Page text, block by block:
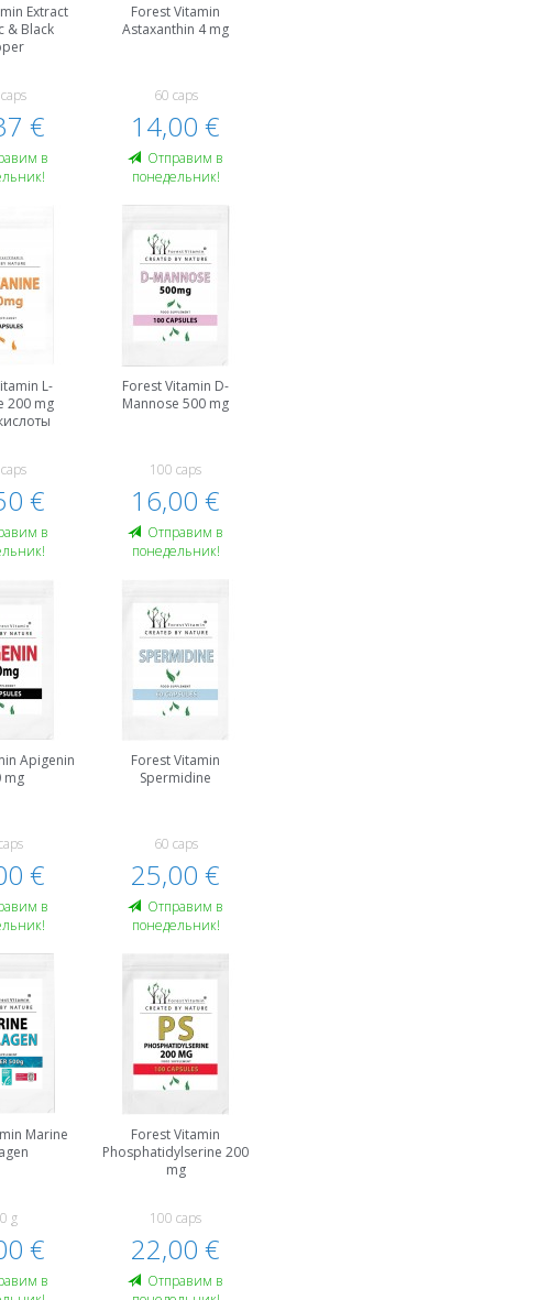
Extract
& Black
€
в
Forest Vitamin
Astaxanthin 4 mg
60 caps
14,00 €
Oтправим в
понедельник!
L-
200 mg
€
в
Forest Vitamin D-
Mannose 500 mg
100 caps
16,00 €
Oтправим в
понедельник!
Apigenin
mg
€
в
Forest Vitamin
Spermidine
60 caps
25,00 €
Oтправим в
понедельник!
Marine
g
€
в
Forest Vitamin
Phosphatidylserine 200
mg
100 caps
22,00 €
Oтправим в